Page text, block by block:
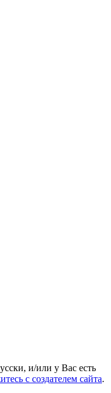
и/или у Вас есть
с создателем сайта.